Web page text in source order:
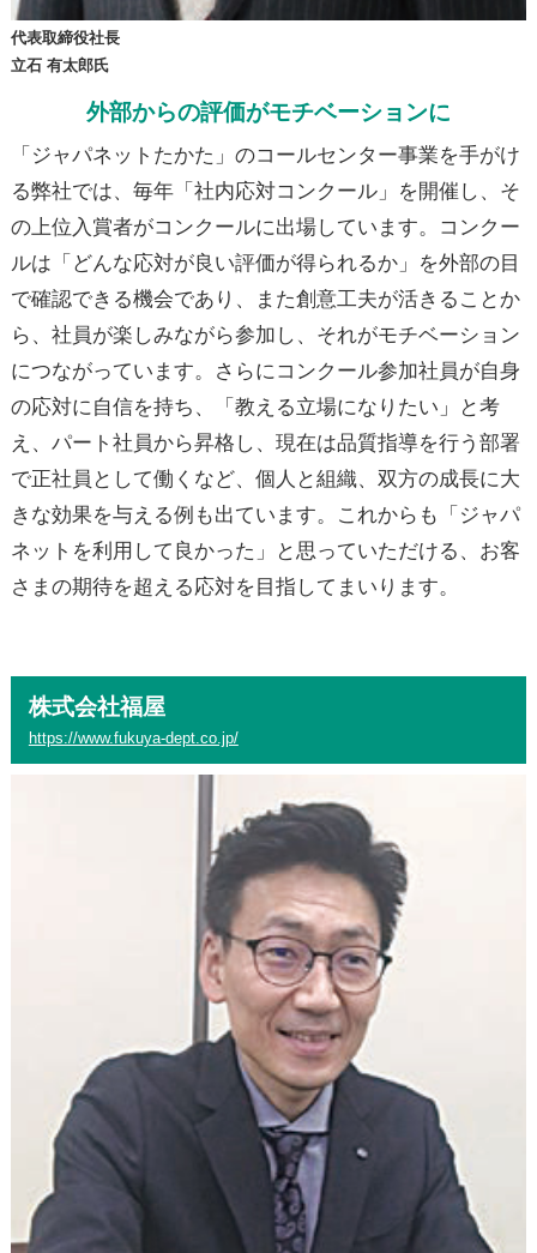
代表取締役社長
立石 有太郎氏
外部からの評価がモチベーションに
「ジャパネットたかた」のコールセンター事業を手がけ
る弊社では、毎年「社内応対コンクール」を開催し、そ
の上位入賞者がコンクールに出場しています。コンクー
ルは「どんな応対が良い評価が得られるか」を外部の目
で確認できる機会であり、また創意工夫が活きることか
ら、社員が楽しみながら参加し、それがモチベーション
につながっています。さらにコンクール参加社員が自身
の応対に自信を持ち、「教える立場になりたい」と考
え、パート社員から昇格し、現在は品質指導を行う部署
で正社員として働くなど、個人と組織、双方の成長に大
きな効果を与える例も出ています。これからも「ジャパ
ネットを利用して良かった」と思っていただける、お客
さまの期待を超える応対を目指してまいります。
株式会社福屋
https://www.fukuya-dept.co.jp/